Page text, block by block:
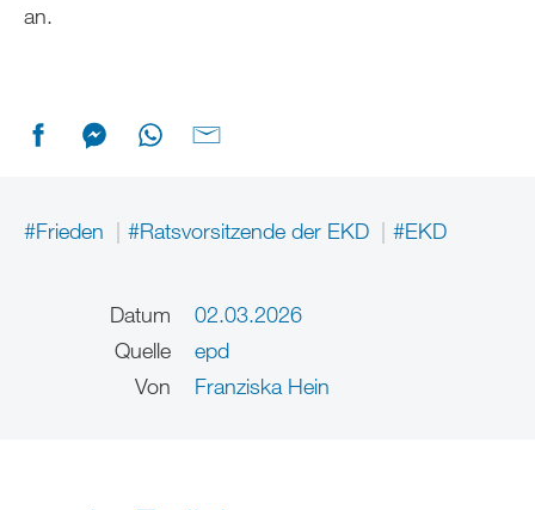
an.
#Frieden #Ratsvorsitzende der EKD #EKD
Datum
02.03.2026
Quelle
epd
Von
Franziska Hein